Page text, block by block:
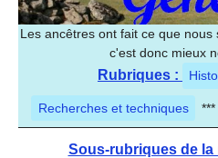
Les ancêtres ont fait ce que
c'est donc mieux
Rubriques :
Recherches et techniques ***
Sous-rubriques de